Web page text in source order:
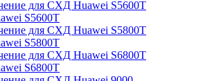
для СХД Huawei S5600T
S5600T
для СХД Huawei S5800T
S5800T
для СХД Huawei S6800T
S6800T